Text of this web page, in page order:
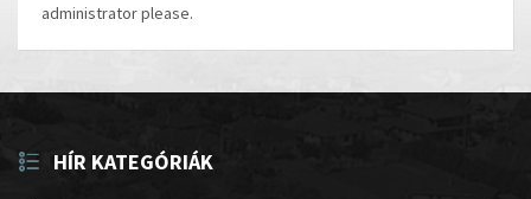
administrator please.
HÍR KATEGÓRIÁK